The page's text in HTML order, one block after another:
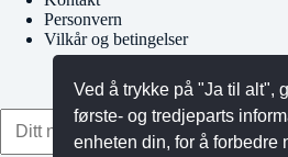
Personvern
Vilkår og betingelser
Ved å trykke på "Ja til alt",
første- og tredjeparts
enheten din, for å forbedre